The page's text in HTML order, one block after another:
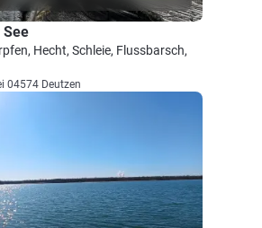
See
Hecht, Schleie, Flussbarsch,
04574 Deutzen